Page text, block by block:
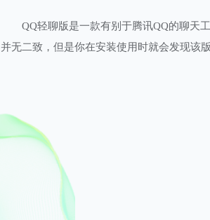
QQ轻聊版是一款有别于腾讯QQ的聊天
并无二致，但是你在安装使用时就会发现该